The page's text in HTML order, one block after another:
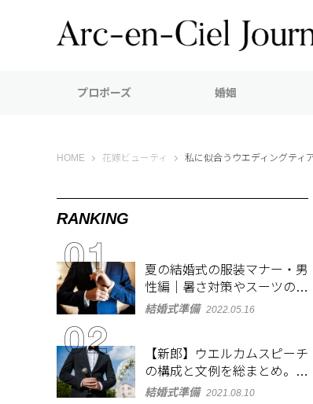
プロポーズ 婚姻
HOME Arc-en-Ciel Journal（アルカンシエル ジャーナル）
花嫁ビューティ 私に似合うウエディングティ
RANKING
夏の結婚式の服装マナー・男
性編｜暑さ対策やスーツのお
しゃれな着こなしも紹介
結婚式準備 2022.05.16
【新郎】ウエルカムスピーチ
の構成と文例を総まとめ。緊
張しないコツも紹介
結婚式準備 2021.08.10